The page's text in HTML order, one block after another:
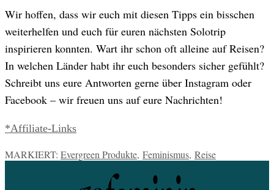
Wir hoffen, dass wir euch mit diesen Tipps ein bisschen
weiterhelfen und euch für euren nächsten Solotrip
inspirieren konnten. Wart ihr schon oft alleine auf Reisen?
In welchen Länder habt ihr euch besonders sicher gefühlt?
Schreibt uns eure Antworten gerne über Instagram oder
Facebook – wir freuen uns auf eure Nachrichten!
*Affiliate-Links
MARKIERT: Evergreen Produkte, Feminismus, Reise